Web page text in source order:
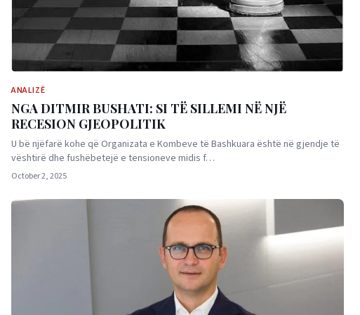
ANALIZË
NGA DITMIR BUSHATI: SI TË SILLEMI NË NJË
RECESION GJEOPOLITIK
U bë njëfarë kohe që Organizata e Kombeve të Bashkuara është në gjendje të
vështirë dhe fushëbetejë e tensioneve midis f…
October 2, 2025